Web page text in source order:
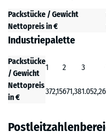
Packstücke / Gewicht
Nettopreis in €
Industriepalette
Packstücke
/ Gewicht
1 2 3
Nettopreis
in €
372,15671,381.052,26